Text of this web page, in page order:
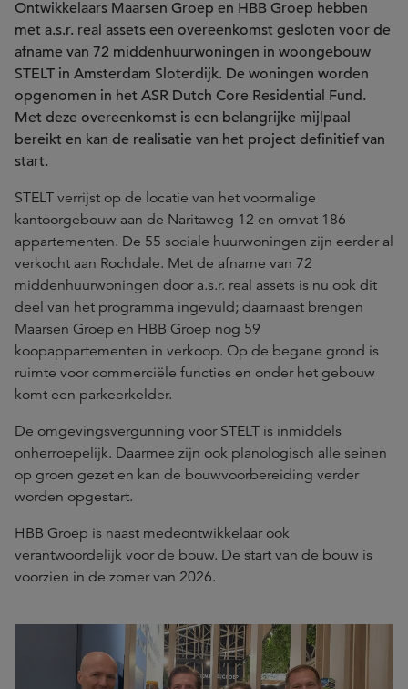
Ontwikkelaars Maarsen Groep en HBB Groep hebben
met a.s.r. real assets een overeenkomst gesloten voor de
afname van 72 middenhuurwoningen in woongebouw
STELT in Amsterdam Sloterdijk. De woningen worden
opgenomen in het ASR Dutch Core Residential Fund.
Met deze overeenkomst is een belangrijke mijlpaal
bereikt en kan de realisatie van het project definitief van
start.
STELT verrijst op de locatie van het voormalige
kantoorgebouw aan de Naritaweg 12 en omvat 186
appartementen. De 55 sociale huurwoningen zijn eerder al
verkocht aan Rochdale. Met de afname van 72
middenhuurwoningen door a.s.r. real assets is nu ook dit
deel van het programma ingevuld; daarnaast brengen
Maarsen Groep en HBB Groep nog 59
koopappartementen in verkoop. Op de begane grond is
ruimte voor commerciële functies en onder het gebouw
komt een parkeerkelder.
De omgevingsvergunning voor STELT is inmiddels
onherroepelijk. Daarmee zijn ook planologisch alle seinen
op groen gezet en kan de bouwvoorbereiding verder
worden opgestart.
HBB Groep is naast medeontwikkelaar ook
verantwoordelijk voor de bouw. De start van de bouw is
voorzien in de zomer van 2026.